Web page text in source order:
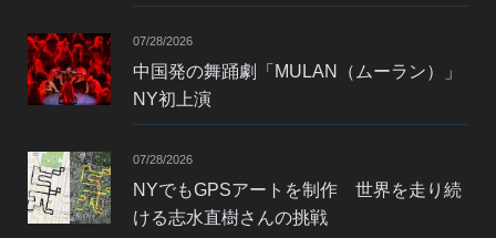
07/28/2026
中国発の舞踊劇「MULAN（ムーラン）」
NY初上演
07/28/2026
NYでもGPSアートを制作 世界を走り続
ける志水直樹さんの挑戦